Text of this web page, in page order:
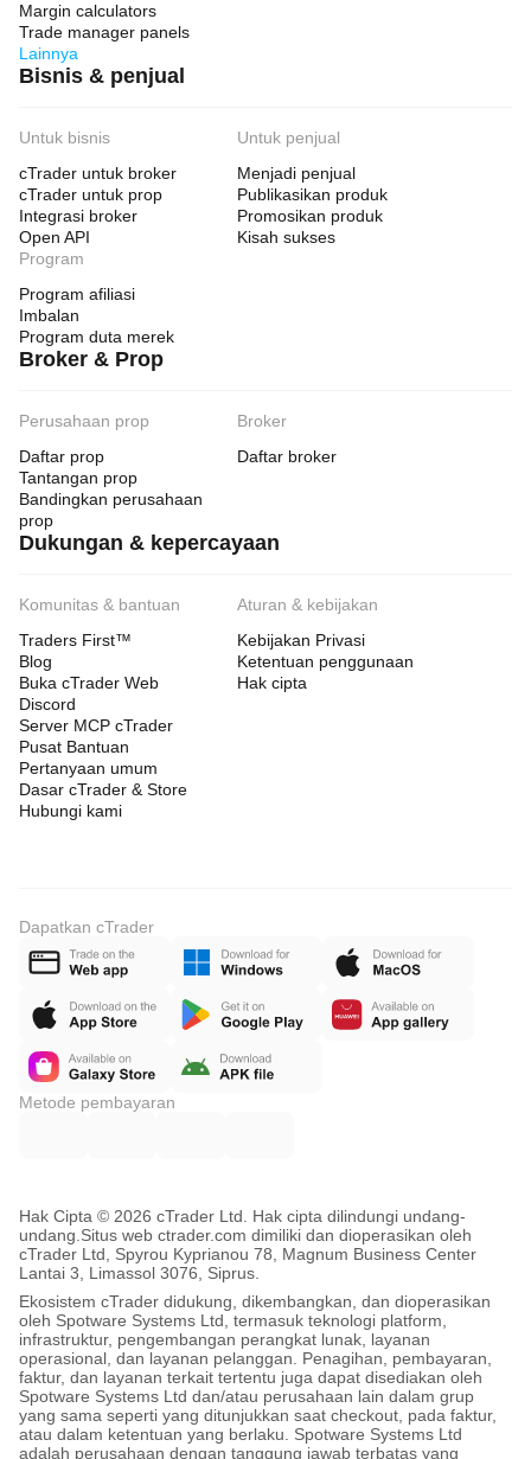
Margin calculators
Trade manager panels
Lainnya
Bisnis & penjual
Untuk bisnis
cTrader untuk broker
cTrader untuk prop
Integrasi broker
Open API
Untuk penjual
Menjadi penjual
Publikasikan produk
Promosikan produk
Kisah sukses
Program
Program afiliasi
Imbalan
Program duta merek
Broker & Prop
Perusahaan prop
Daftar prop
Tantangan prop
Bandingkan perusahaan
prop
Broker
Daftar broker
Dukungan & kepercayaan
Komunitas & bantuan
Traders First™
Blog
Buka cTrader Web
Discord
Server MCP cTrader
Pusat Bantuan
Pertanyaan umum
Dasar cTrader & Store
Hubungi kami
Aturan & kebijakan
Kebijakan Privasi
Ketentuan penggunaan
Hak cipta
Dapatkan cTrader
Metode pembayaran
Hak Cipta © 2026 cTrader Ltd. Hak cipta dilindungi undang-
undang. Situs web ctrader.com dimiliki dan dioperasikan oleh
cTrader Ltd, Spyrou Kyprianou 78, Magnum Business Center
Lantai 3, Limassol 3076, Siprus.
Ekosistem cTrader didukung, dikembangkan, dan dioperasikan
oleh Spotware Systems Ltd, termasuk teknologi platform,
infrastruktur, pengembangan perangkat lunak, layanan
operasional, dan layanan pelanggan. Penagihan, pembayaran,
faktur, dan layanan terkait tertentu juga dapat disediakan oleh
Spotware Systems Ltd dan/atau perusahaan lain dalam grup
yang sama seperti yang ditunjukkan saat checkout, pada faktur,
atau dalam ketentuan yang berlaku. Spotware Systems Ltd
adalah perusahaan dengan tanggung jawab terbatas yang